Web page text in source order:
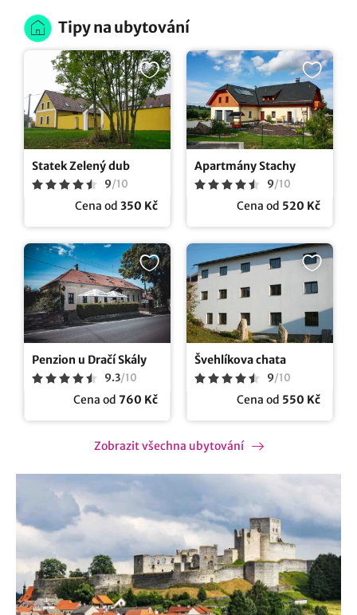
Tipy na ubytování
Statek Zelený dub
9/10
Cena od 350 Kč
Apartmány Stachy
9/10
Cena od 520 Kč
Penzion u Dračí Skály
9.3/10
Cena od 760 Kč
Švehlíkova chata
9/10
Cena od 550 Kč
Zobrazit všechna ubytování